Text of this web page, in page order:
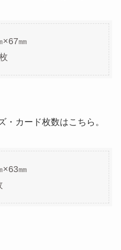
×67㎜
・カード枚数はこちら。
×63㎜